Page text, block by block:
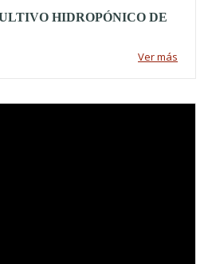
HIDROPÓNICO DE
Ver más